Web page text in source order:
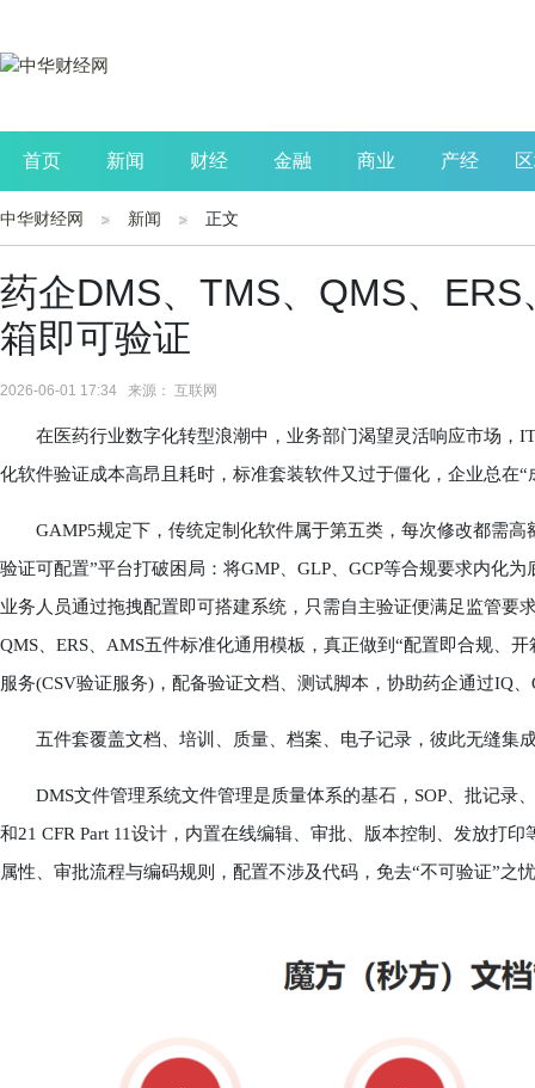
首页 新闻 财经 金融 商业 产经
公司 生活 读书
中华财经网 新闻 正文
药企DMS、TMS、QMS、
箱即可验证
2026-06-01 17:34 来源： 互联网
在医药行业数字化转型浪潮中，业务部门渴望灵活响应市场，
化软件验证成本高昂且耗时，标准套装软件又过于僵化，企业总在
GAMP5规定下，传统定制化软件属于第五类，每次修改都需高
验证可配置”平台打破困局：将GMP、GLP、GCP等合规要求内化
业务人员通过拖拽配置即可搭建系统，只需自主验证便满足监管要
QMS、ERS、AMS五件标准化通用模板，真正做到“配置即合规、
服务(CSV验证服务)，配备验证文档、测试脚本，协助药企通过IQ
五件套覆盖文档、培训、质量、档案、电子记录，彼此无缝集
DMS文件管理系统文件管理是质量体系的基石，SOP、批记录
和21 CFR Part 11设计，内置在线编辑、审批、版本控制、发放打
属性、审批流程与编码规则，配置不涉及代码，免去“不可验证”之